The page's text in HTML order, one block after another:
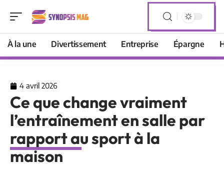
À la une Divertissement Entreprise Épargne
4 avril 2026
Ce que change vraiment
l’entraînement en salle par
rapport au sport à la
maison